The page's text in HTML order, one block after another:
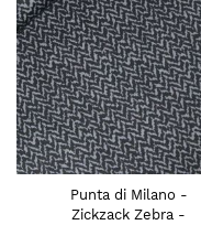
Punta di Milano -
Zickzack Zebra -